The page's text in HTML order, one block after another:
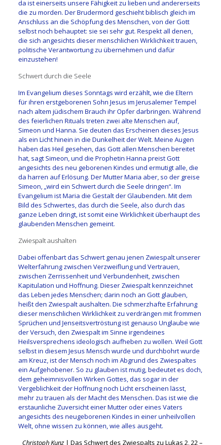
da ist einerseits unsere Fähigkeit zu lieben und andererseits
die zu morden. Der Brudermord geschieht biblisch gleich im
Anschluss an die Schöpfung des Menschen, von der Gott
selbst noch behauptet: sie sei sehr gut. Respekt all denen,
die sich angesichts dieser menschlichen Wirklichkeit trauen,
politische Verantwortung zu übernehmen und dafür
einzustehen!
Schwert durch die Seele
Im Evangelium dieses Sonntags wird erzählt, wie die Eltern
für ihren erstgeborenen Sohn Jesus im Jerusalemer Tempel
nach altem jüdischem Brauch ihr Opfer darbringen. Während
des feierlichen Rituals treten zwei alte Menschen auf,
Simeon und Hanna. Sie deuten das Erscheinen dieses Jesus
als ein Licht hinein in die Dunkelheit der Welt. Meine Augen
haben das Heil gesehen, das Gott allen Menschen bereitet
hat, sagt Simeon, und die Prophetin Hanna preist Gott
angesichts des neu geborenen Kindes und ermutigt alle, die
da harren auf Erlösung. Der Mutter Maria aber, so der greise
Simeon, „wird ein Schwert durch die Seele dringen“. Im
Evangelium ist Maria die Gestalt der Glaubenden. Mit dem
Bild des Schwertes, das durch die Seele, also durch das
ganze Leben dringt, ist somit eine Wirklichkeit überhaupt des
glaubenden Menschen gemeint.
Zwiespalt aushalten
Dabei offenbart das Schwert genau jenen Zwiespalt unserer
Welterfahrung zwischen Verzweiflung und Vertrauen,
zwischen Zerrissenheit und Verbundenheit, zwischen
Kapitulation und Hoffnung. Dieser Zwiespalt kennzeichnet
das Leben jedes Menschen; darin noch an Gott glauben,
heißt den Zwiespalt aushalten. Die schmerzhafte Erfahrung
dieser menschlichen Wirklichkeit zu verdrängen mit frommen
Sprüchen und Jenseitsvertröstung ist genauso Unglaube wie
der Versuch, den Zwiespalt im Sinne irgendeines
Heilsversprechens ideologisch aufheben zu wollen. Weil Gott
selbst in diesem Jesus Mensch wurde und durchbohrt wurde
am Kreuz, ist der Mensch noch im Abgrund des Zwiespaltes
ein Aufgehobener. So zu glauben ist mutig, bedeutet es doch,
dem geheimnisvollen Wirken Gottes, das sogar in der
Vergeblichkeit der Hoffnung noch Licht erscheinen lässt,
mehr zu trauen als der Macht des Menschen. Das ist wie die
erstaunliche Zuversicht einer Mutter oder eines Vaters
angesichts des neugeborenen Kindes in einer unheilvollen
Welt, ohne wissen zu können, wie alles ausgeht.
Christoph Kunz | Das Schwert des Zwiespalts zu Lukas 2, 22 –